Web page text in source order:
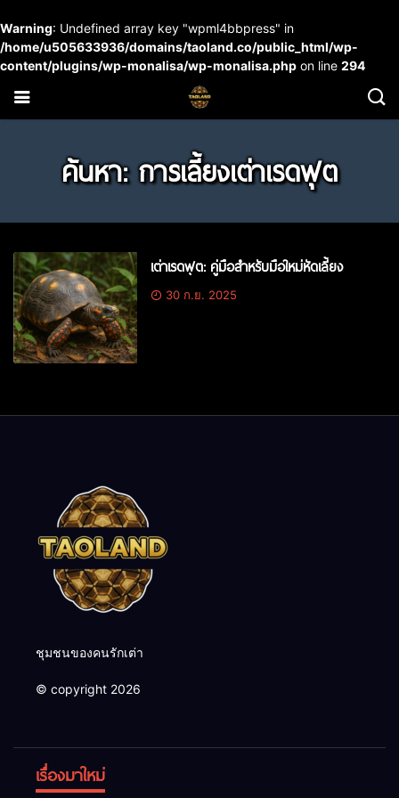
Warning: Undefined array key "wpml4bbpress" in
/home/u505633936/domains/taoland.co/public_html/wp-
content/plugins/wp-monalisa/wp-monalisa.php on line 294
ค้นหา: การเลี้ยงเต่าเรดฟุต
เต่าเรดฟุต: คู่มือสำหรับมือใหม่หัดเลี้ยง
30 ก.ย. 2025
ชุมชนของคนรักเต่า
© copyright 2026
เรื่องมาใหม่